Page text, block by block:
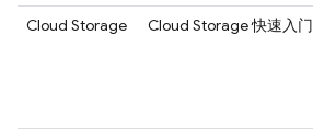
Cloud Storage Cloud Storage快速入门